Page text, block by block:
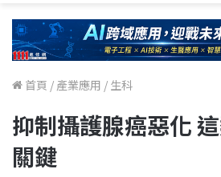
首頁 / 產業應用 / 生科
抑制攝護腺癌惡化
關鍵